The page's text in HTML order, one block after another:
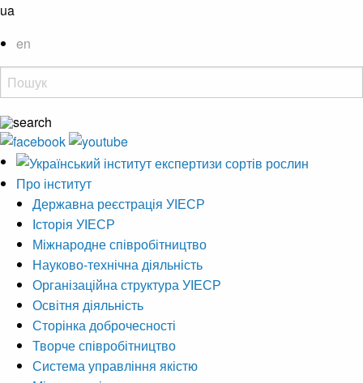
ua
en
Про інститут
Державна реєстрація УІЕСР
Історія УІЕСР
Міжнародне співробітництво
Науково-технічна діяльність
Організаційна структура УІЕСР
Освітня діяльність
Сторінка доброчесності
Творче співробітництво
Система управління якістю